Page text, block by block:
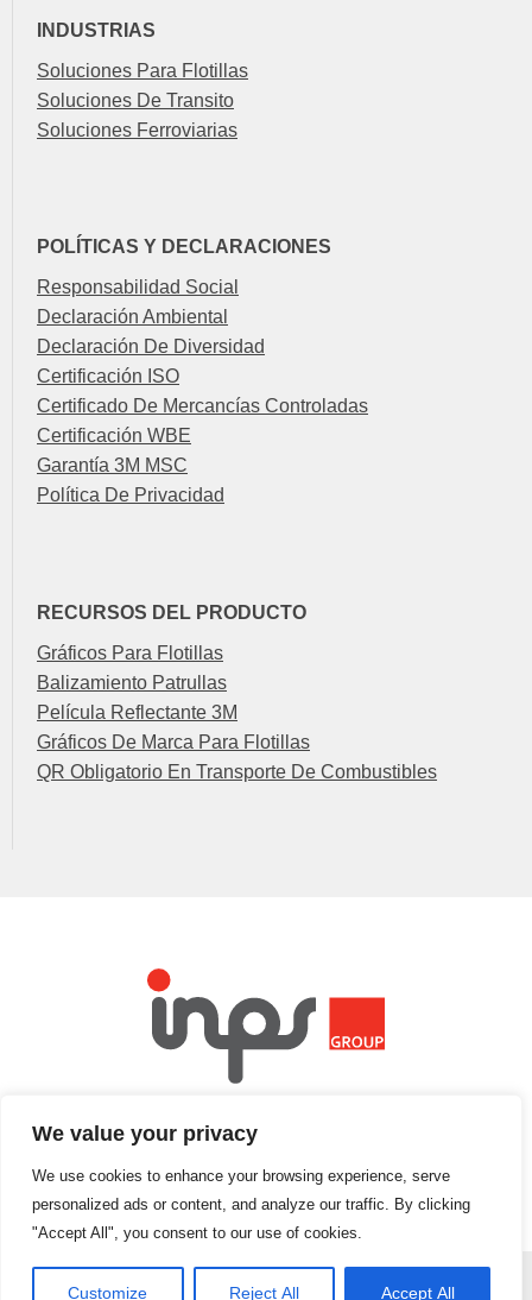
We value your privacy
We use cookies to enhance your browsing experience, serve
personalized ads or content, and analyze our traffic. By clicking
"Accept All", you consent to our use of cookies.
Customize Reject All Accept All
INDUSTRIAS
Soluciones Para Flotillas
Soluciones De Transito
Soluciones Ferroviarias
POLÍTICAS Y DECLARACIONES
Responsabilidad Social
Declaración Ambiental
Declaración De Diversidad
Certificación ISO
Certificado De Mercancías Controladas
Certificación WBE
Garantía 3M MSC
Política De Privacidad
RECURSOS DEL PRODUCTO
Gráficos Para Flotillas
Balizamiento Patrullas
Película Reflectante 3M
Gráficos De Marca Para Flotillas
QR Obligatorio En Transporte De Combustibles
ES UNA DIVISIÓN DEL GRUPO DE EMPRESAS INPS